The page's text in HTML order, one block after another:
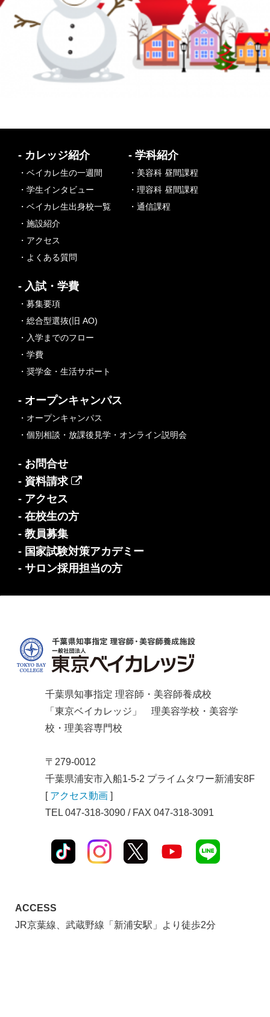
- カレッジ紹介
・ベイカレ生の一週間
・学生インタビュー
・ベイカレ生出身校一覧
・施設紹介
・アクセス
・よくある質問
- 学科紹介
・美容科 昼間課程
・理容科 昼間課程
・通信課程
- 入試・学費
・募集要項
・総合型選抜(旧 AO)
・入学までのフロー
・学費
・奨学金・生活サポート
- オープンキャンパス
・オープンキャンパス
・個別相談・放課後見学・オンライン説明会
- お問合せ
- 資料請求
- アクセス
- 在校生の方
- 教員募集
- 国家試験対策アカデミー
- サロン採用担当の方
千葉県知事指定 理容師・美容師養成校
「東京ベイカレッジ」 理美容学校・美容学
校・理美容専門校
〒279-0012
千葉県浦安市入船1-5-2 プライムタワー新浦安8F
[ アクセス動画 ]
TEL 047-318-3090 / FAX 047-318-3091
ACCESS
JR京葉線、武蔵野線「新浦安駅」より徒歩2分